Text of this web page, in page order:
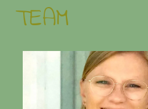
TEAM